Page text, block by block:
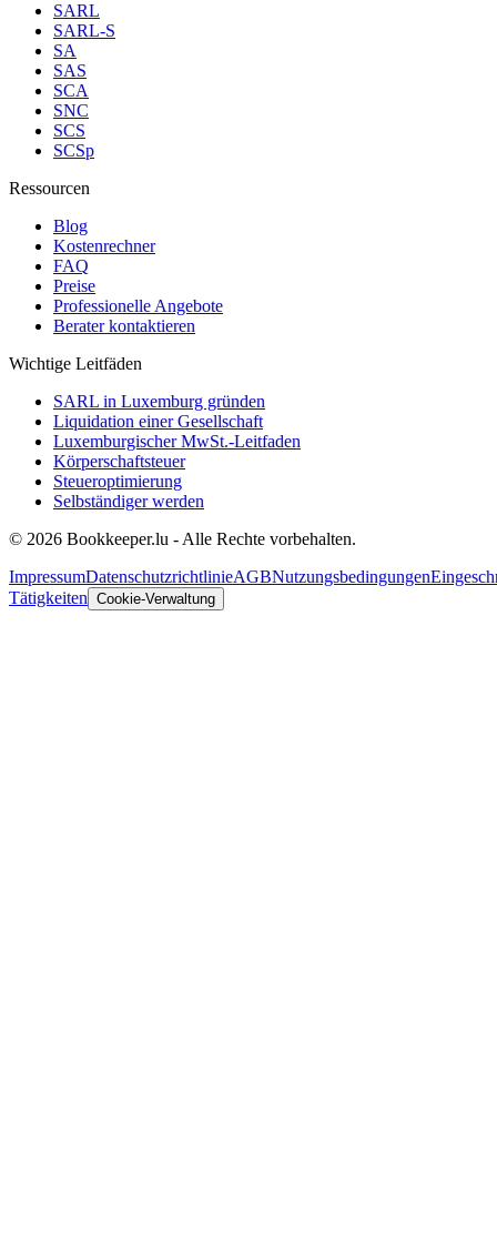
SARL
SARL-S
SA
SAS
SCA
SNC
SCS
SCSp
Ressourcen
Blog
Kostenrechner
FAQ
Preise
Professionelle Angebote
Berater kontaktieren
Wichtige Leitfäden
SARL in Luxemburg gründen
Liquidation einer Gesellschaft
Luxemburgischer MwSt.-Leitfaden
Körperschaftsteuer
Steueroptimierung
Selbständiger werden
© 2026 Bookkeeper.lu - Alle Rechte vorbehalten.
ImpressumDatenschutzrichtlinieAGBNutzungsbedingungen
Tätigkeiten Cookie-Verwaltung